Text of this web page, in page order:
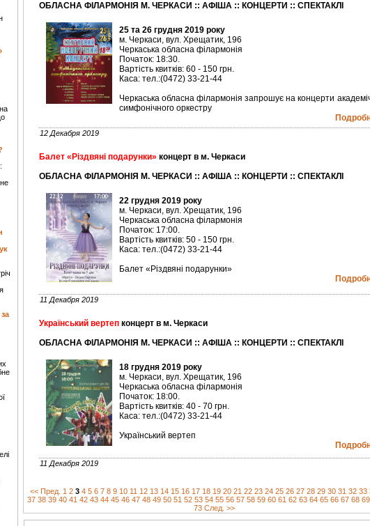
ОБЛАСНА ФІЛАРМОНІЯ М. ЧЕРКАСИ :: АФІША :: КОНЦЕРТИ :: СПЕКТАКЛІ
25 та 26 грудня 2019 року
м. Черкаси, вул. Хрещатик, 196
Черкаська обласна філармонія
Початок: 18:30.
Вартість квитків: 60 - 150 грн.
Каса: тел.:(0472) 33-21-44
Черкаська обласна філармонія запрошує на концерти
симфонічного оркестру
12 Декабря 2019
Балет «Різдвяні подарунки» концерт в м. Черкаси
ОБЛАСНА ФІЛАРМОНІЯ М. ЧЕРКАСИ :: АФІША :: КОНЦЕРТИ :: СПЕКТАКЛІ
22 грудня 2019 року
м. Черкаси, вул. Хрещатик, 196
Черкаська обласна філармонія
Початок: 17:00.
Вартість квитків: 50 - 150 грн.
Каса: тел.:(0472) 33-21-44
Балет «Різдвяні подарунки»
11 Декабря 2019
Український вертепконцерт в м. Черкаси
ОБЛАСНА ФІЛАРМОНІЯ М. ЧЕРКАСИ :: АФІША :: КОНЦЕРТИ :: СПЕКТАКЛІ
18 грудня 2019 року
м. Черкаси, вул. Хрещатик, 196
Черкаська обласна філармонія
Початок: 18:00.
Вартість квитків: 40 - 70 грн.
Каса: тел.:(0472) 33-21-44
Український вертеп
11 Декабря 2019
<< Пред. 1 2 3 4 5 6 7 8 9 10 11 12 13 14 15 16 17 18 19 20 21 22 23 24 25 26 27 28 29 30 31 32 33
37 38 39 40 41 42 43 44 45 46 47 48 49 50 51 52 53 54 55 56 57 58 59 60 61 62 63 64 65 66 67 68 69
73 След. >>